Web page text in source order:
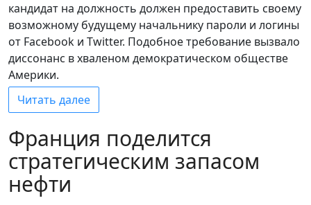
кандидат на должность должен предоставить своему
возможному будущему начальнику пароли и логины
от Facebook и Twitter. Подобное требование вызвало
диссонанс в хваленом демократическом обществе
Америки.
Читать далее
Франция поделится
стратегическим запасом
нефти